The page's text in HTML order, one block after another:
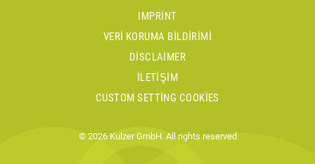
IMPRINT
VERI KORUMA BILDIRIMI
DISCLAIMER
İLETIŞIM
CUSTOM SETTING COOKIES
© 2026 Kulzer GmbH. All rights reserved